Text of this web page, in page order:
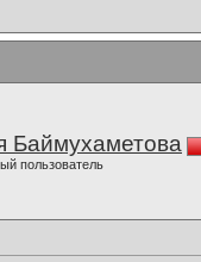
Баймухаметова
пользователь